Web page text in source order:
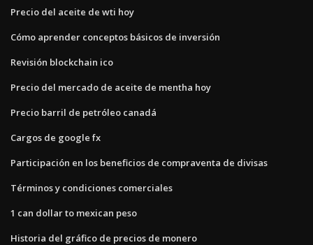
Precio del aceite de wti hoy
Cómo aprender conceptos básicos de inversión
Revisión blockchain ico
Precio del mercado de aceite de mentha hoy
Precio barril de petróleo canadá
Cargos de google fx
Participación en los beneficios de compraventa de divisas
Términos y condiciones comerciales
1 can dollar to mexican peso
Historia del gráfico de precios de monero